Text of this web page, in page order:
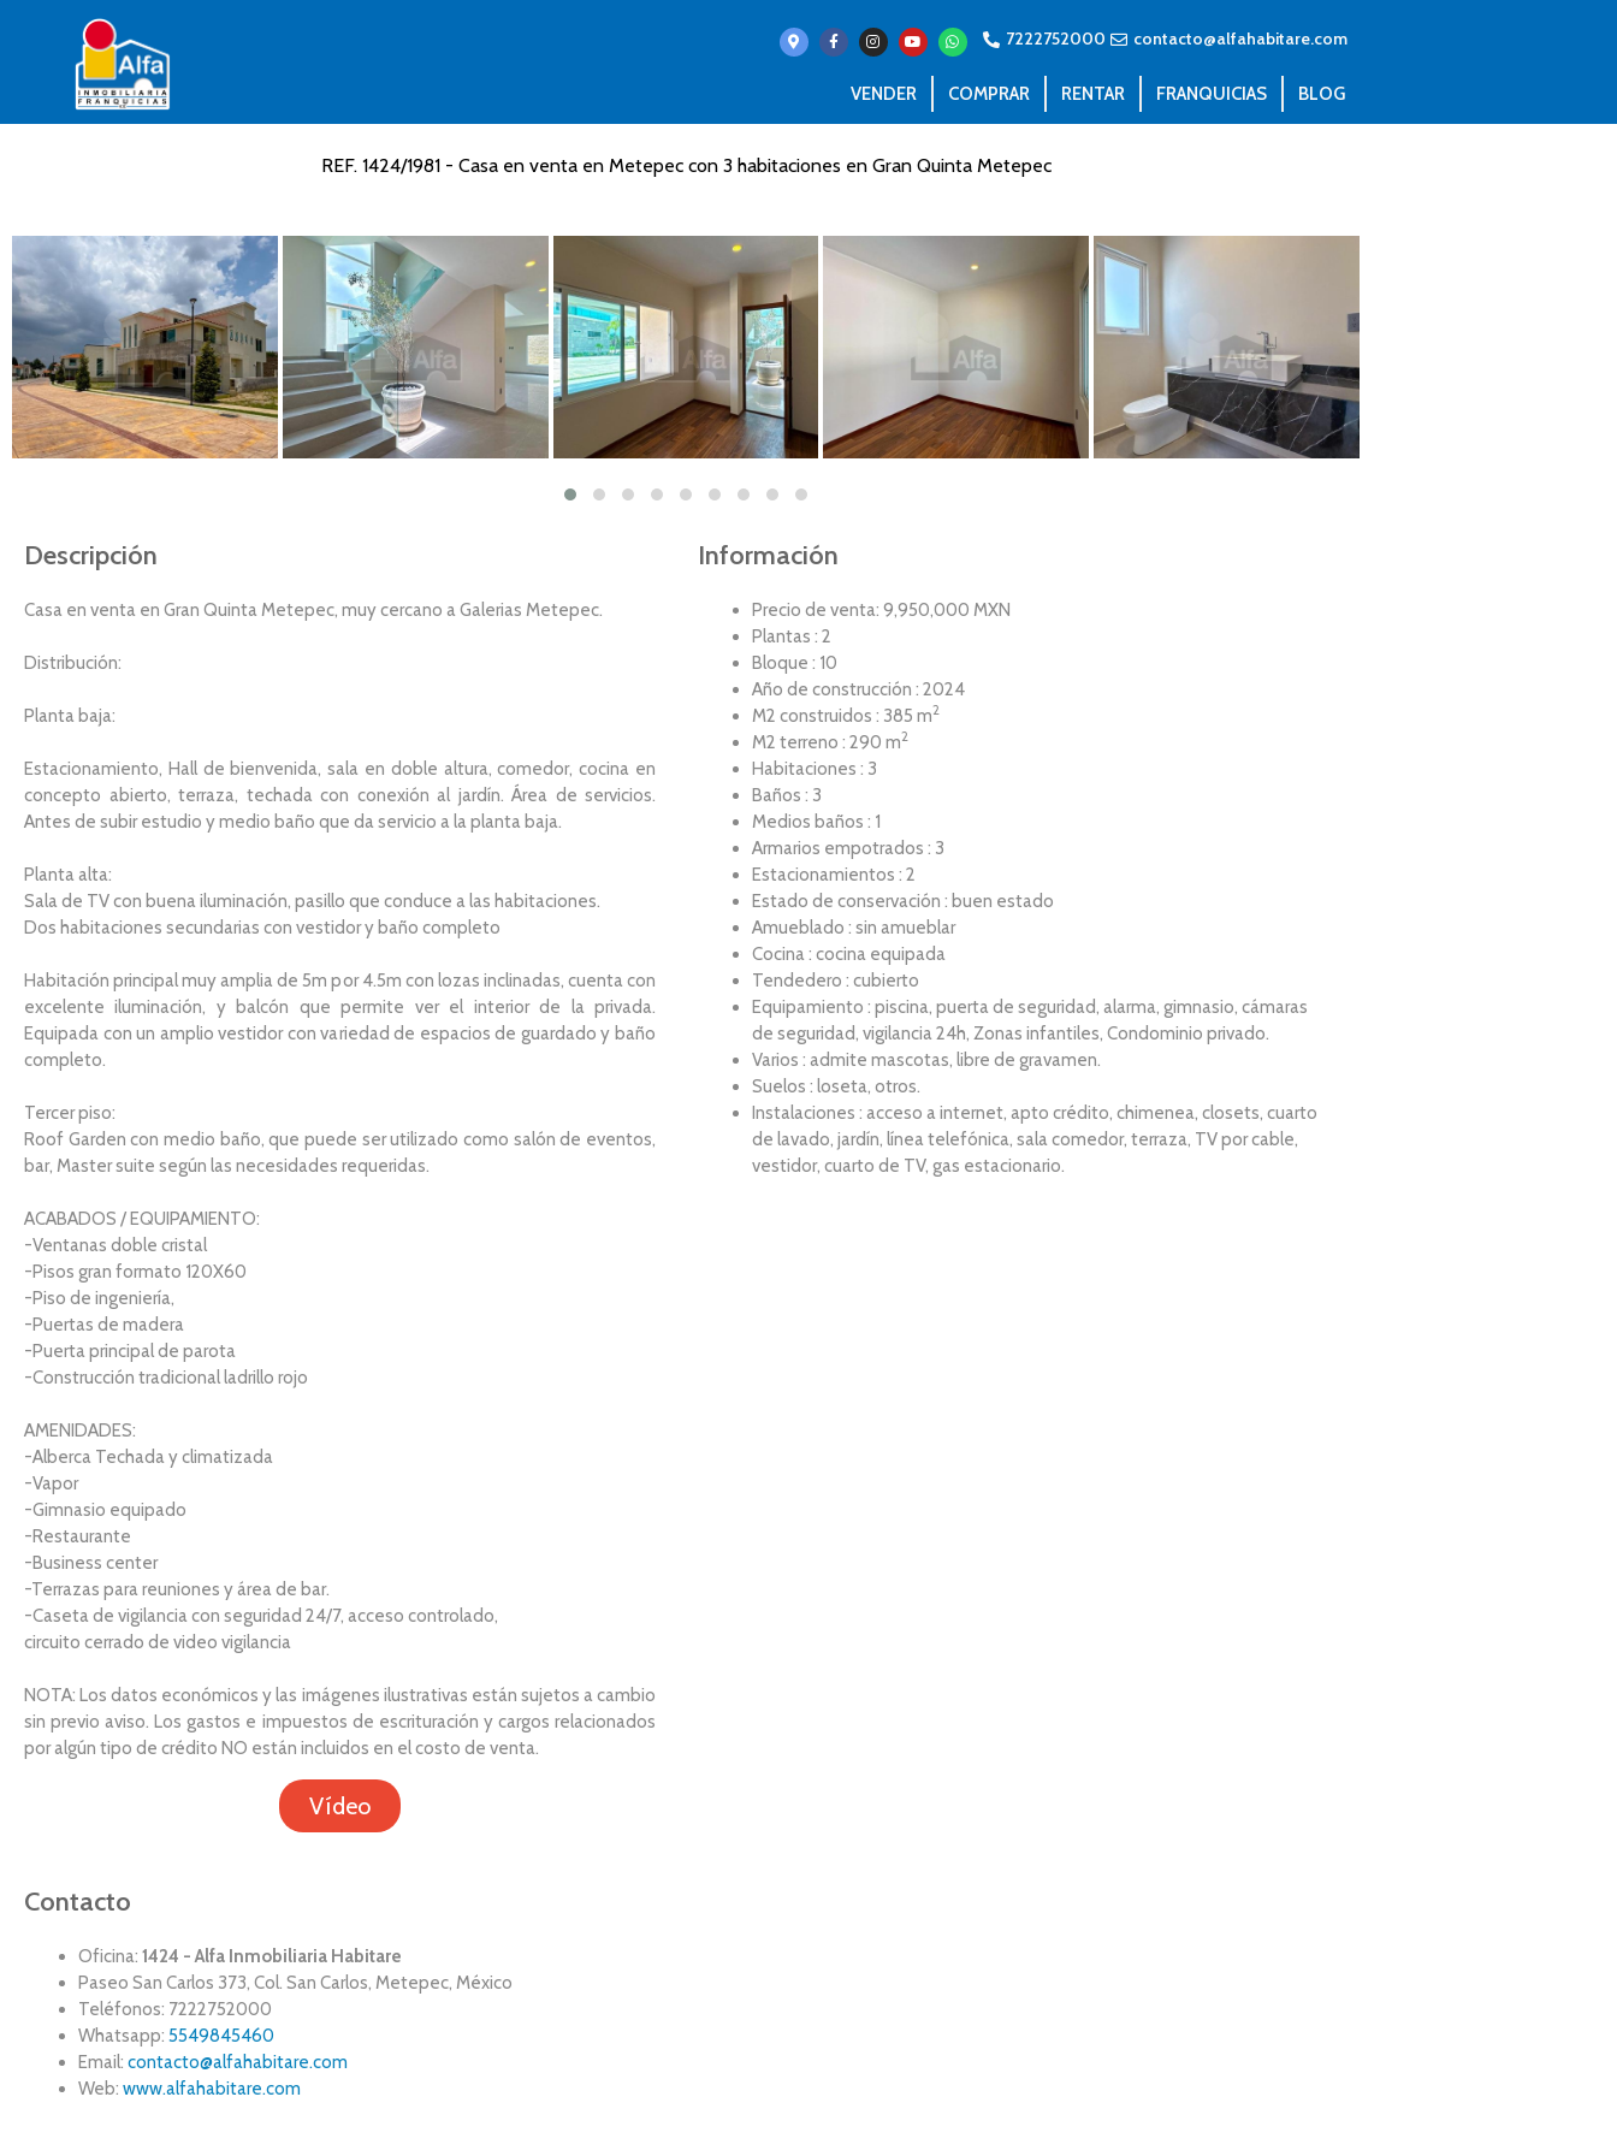
7222752000 contacto@alfahabitare.com
VENDER COMPRAR RENTAR FRANQUICIAS BLOG
REF. 1424/1981 - Casa en venta en Metepec con 3 habitaciones en Gran Quinta Metepec
Descripción
Casa en venta en Gran Quinta Metepec, muy cercano a Galerias Metepec.
Distribución:
Planta baja:
Estacionamiento, Hall de bienvenida, sala en doble altura, comedor, cocina en
concepto abierto, terraza, techada con conexión al jardín. Área de servicios.
Antes de subir estudio y medio baño que da servicio a la planta baja.
Planta alta:
Sala de TV con buena iluminación, pasillo que conduce a las habitaciones.
Dos habitaciones secundarias con vestidor y baño completo
Habitación principal muy amplia de 5m por 4.5m con lozas inclinadas, cuenta con
excelente iluminación, y balcón que permite ver el interior de la privada.
Equipada con un amplio vestidor con variedad de espacios de guardado y baño
completo.
Tercer piso:
Roof Garden con medio baño, que puede ser utilizado como salón de eventos,
bar, Master suite según las necesidades requeridas.
ACABADOS / EQUIPAMIENTO:
-Ventanas doble cristal
-Pisos gran formato 120X60
-Piso de ingeniería,
-Puertas de madera
-Puerta principal de parota
-Construcción tradicional ladrillo rojo
AMENIDADES:
-Alberca Techada y climatizada
-Vapor
-Gimnasio equipado
-Restaurante
-Business center
-Terrazas para reuniones y área de bar.
-Caseta de vigilancia con seguridad 24/7, acceso controlado,
circuito cerrado de video vigilancia
NOTA: Los datos económicos y las imágenes ilustrativas están sujetos a cambio
sin previo aviso. Los gastos e impuestos de escrituración y cargos relacionados
por algún tipo de crédito NO están incluidos en el costo de venta.
Vídeo
Contacto
Oficina: 1424 - Alfa Inmobiliaria Habitare
Paseo San Carlos 373, Col. San Carlos, Metepec, México
Teléfonos: 7222752000
Whatsapp: 5549845460
Email: contacto@alfahabitare.com
Web: www.alfahabitare.com
Información
Precio de venta: 9,950,000 MXN
Plantas : 2
Bloque : 10
Año de construcción : 2024
M2 construidos : 385 m2
M2 terreno : 290 m2
Habitaciones : 3
Baños : 3
Medios baños : 1
Armarios empotrados : 3
Estacionamientos : 2
Estado de conservación : buen estado
Amueblado : sin amueblar
Cocina : cocina equipada
Tendedero : cubierto
Equipamiento : piscina, puerta de seguridad, alarma, gimnasio, cámaras
de seguridad, vigilancia 24h, Zonas infantiles, Condominio privado.
Varios : admite mascotas, libre de gravamen.
Suelos : loseta, otros.
Instalaciones : acceso a internet, apto crédito, chimenea, closets, cuarto
de lavado, jardín, línea telefónica, sala comedor, terraza, TV por cable,
vestidor, cuarto de TV, gas estacionario.